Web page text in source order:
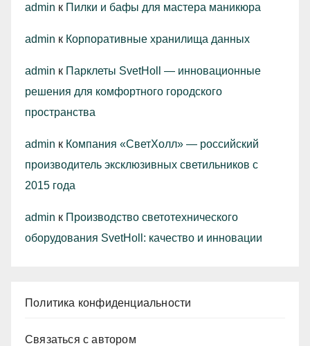
admin к Пилки и бафы для мастера маникюра
admin к Корпоративные хранилища данных
admin к Парклеты SvetHoll — инновационные
решения для комфортного городского
пространства
admin к Компания «СветХолл» — российский
производитель эксклюзивных светильников с
2015 года
admin к Производство светотехнического
оборудования SvetHoll: качество и инновации
Политика конфиденциальности
Связаться с автором